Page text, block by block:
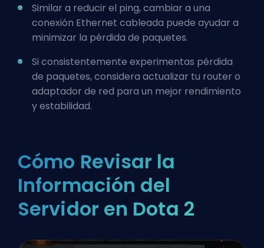
Similar a reducir el ping, cambiar a una
conexión Ethernet cableada puede ayudar a
minimizar la pérdida de paquetes.
Si consistentemente experimentas pérdida
de paquetes, considera actualizar tu router o
adaptador de red para un mejor rendimiento
y estabilidad.
Cómo Revisar la
Información del
Servidor en Dota 2